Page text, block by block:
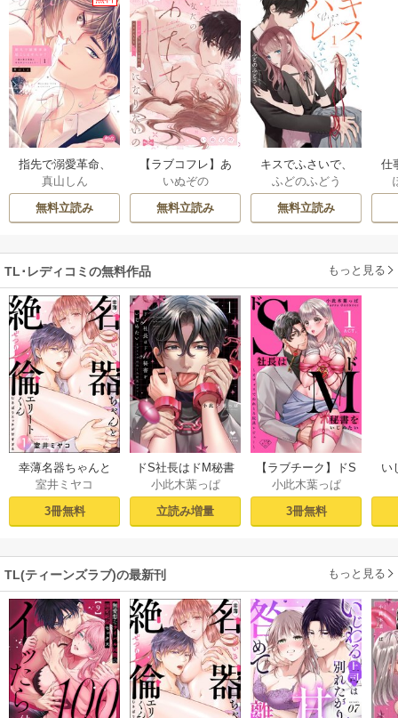
指先で溺愛革命、
起こしませんか？
～謎の独身貴族に
彼氏宣言されまし
真山しん
無料立読み
【ラブコフレ】あ
なたのかたちにな
りたいの －7年付き
合ってる彼氏の××
いぬぞの
無料立読み
キスでふさいで、
バレないで。【描
き下ろしおまけ付
き特装版】
ふどのふどう
無料立読み
仕
TL･レディコミの無料作品 もっと見る
幸薄名器ちゃんと
絶倫エリートくん
むさぼりエッチが
甘すぎる（分冊
室井ミヤコ
3冊無料
ドS社長はドM秘書
をいじめたい～オ
フィスでぬれとろ
玩具レビュー～ 1
き】
小此木葉っぱ
立読み増量
【ラブチーク】ドS
社長はドM秘書をい
じめたい～オフィ
スでぬれとろ玩具
小此木葉っぱ
3冊無料
い
TL(ティーンズラブ)の最新刊 もっと見る